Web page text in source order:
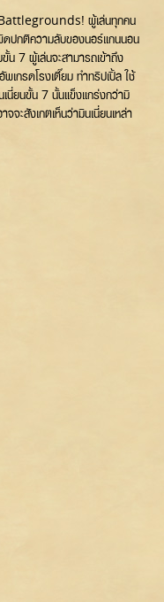
Battlegrounds! ผู้เล่นทุกคน
ดปกติความลับของนอร์แกนนอน
7 ผู้เล่นจะสามารถเข้าถึง
เกรดโรงเตี๊ยม ทำทริปเปิ้ล ใช้
นี่ยนขั้น 7 นั้นแข็งแกร่งกว่ามิ
ะสังเกตเห็นว่ามินเนี่ยนเหล่า